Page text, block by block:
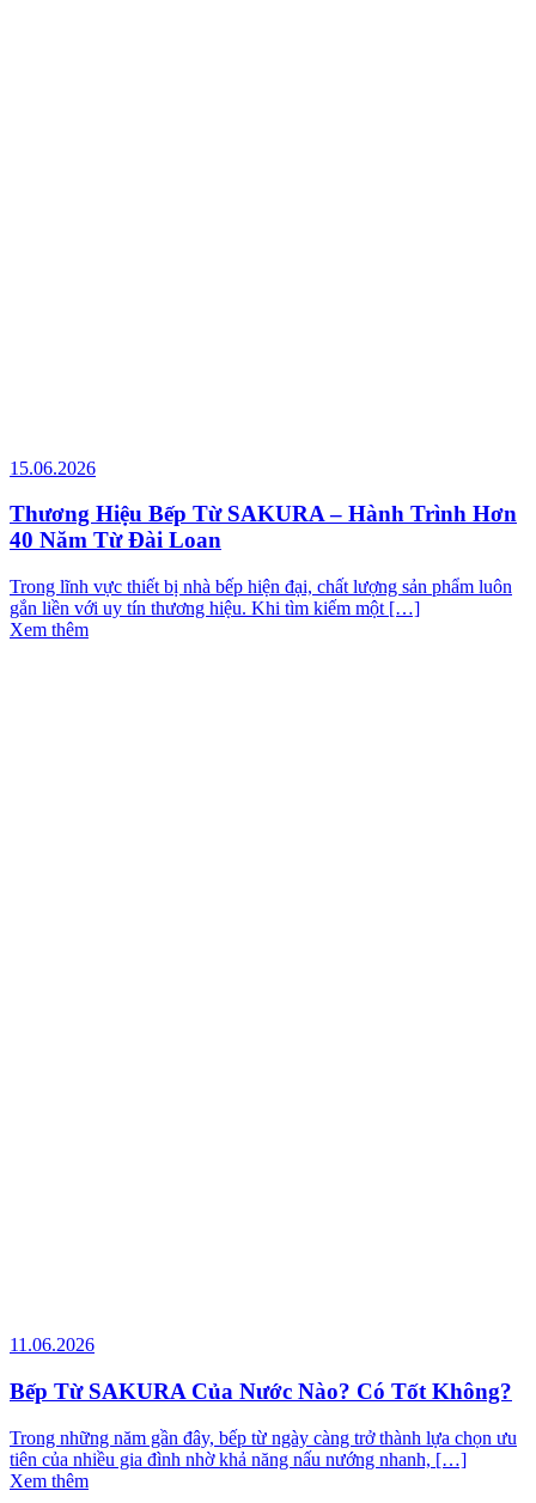
15.06.2026
Thương Hiệu Bếp Từ SAKURA – Hành Trình Hơn
40 Năm Từ Đài Loan
Trong lĩnh vực thiết bị nhà bếp hiện đại, chất lượng sản phẩm luôn
gắn liền với uy tín thương hiệu. Khi tìm kiếm một […]
Xem thêm
11.06.2026
Bếp Từ SAKURA Của Nước Nào? Có Tốt Không?
Trong những năm gần đây, bếp từ ngày càng trở thành lựa chọn ưu
tiên của nhiều gia đình nhờ khả năng nấu nướng nhanh, […]
Xem thêm